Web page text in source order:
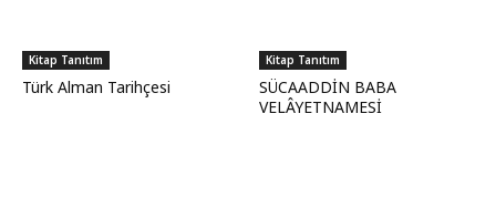
Kitap Tanıtım
Türk Alman Tarihçesi
Kitap Tanıtım
SÜCAADDİN BABA
VELÂYETNAMESİ